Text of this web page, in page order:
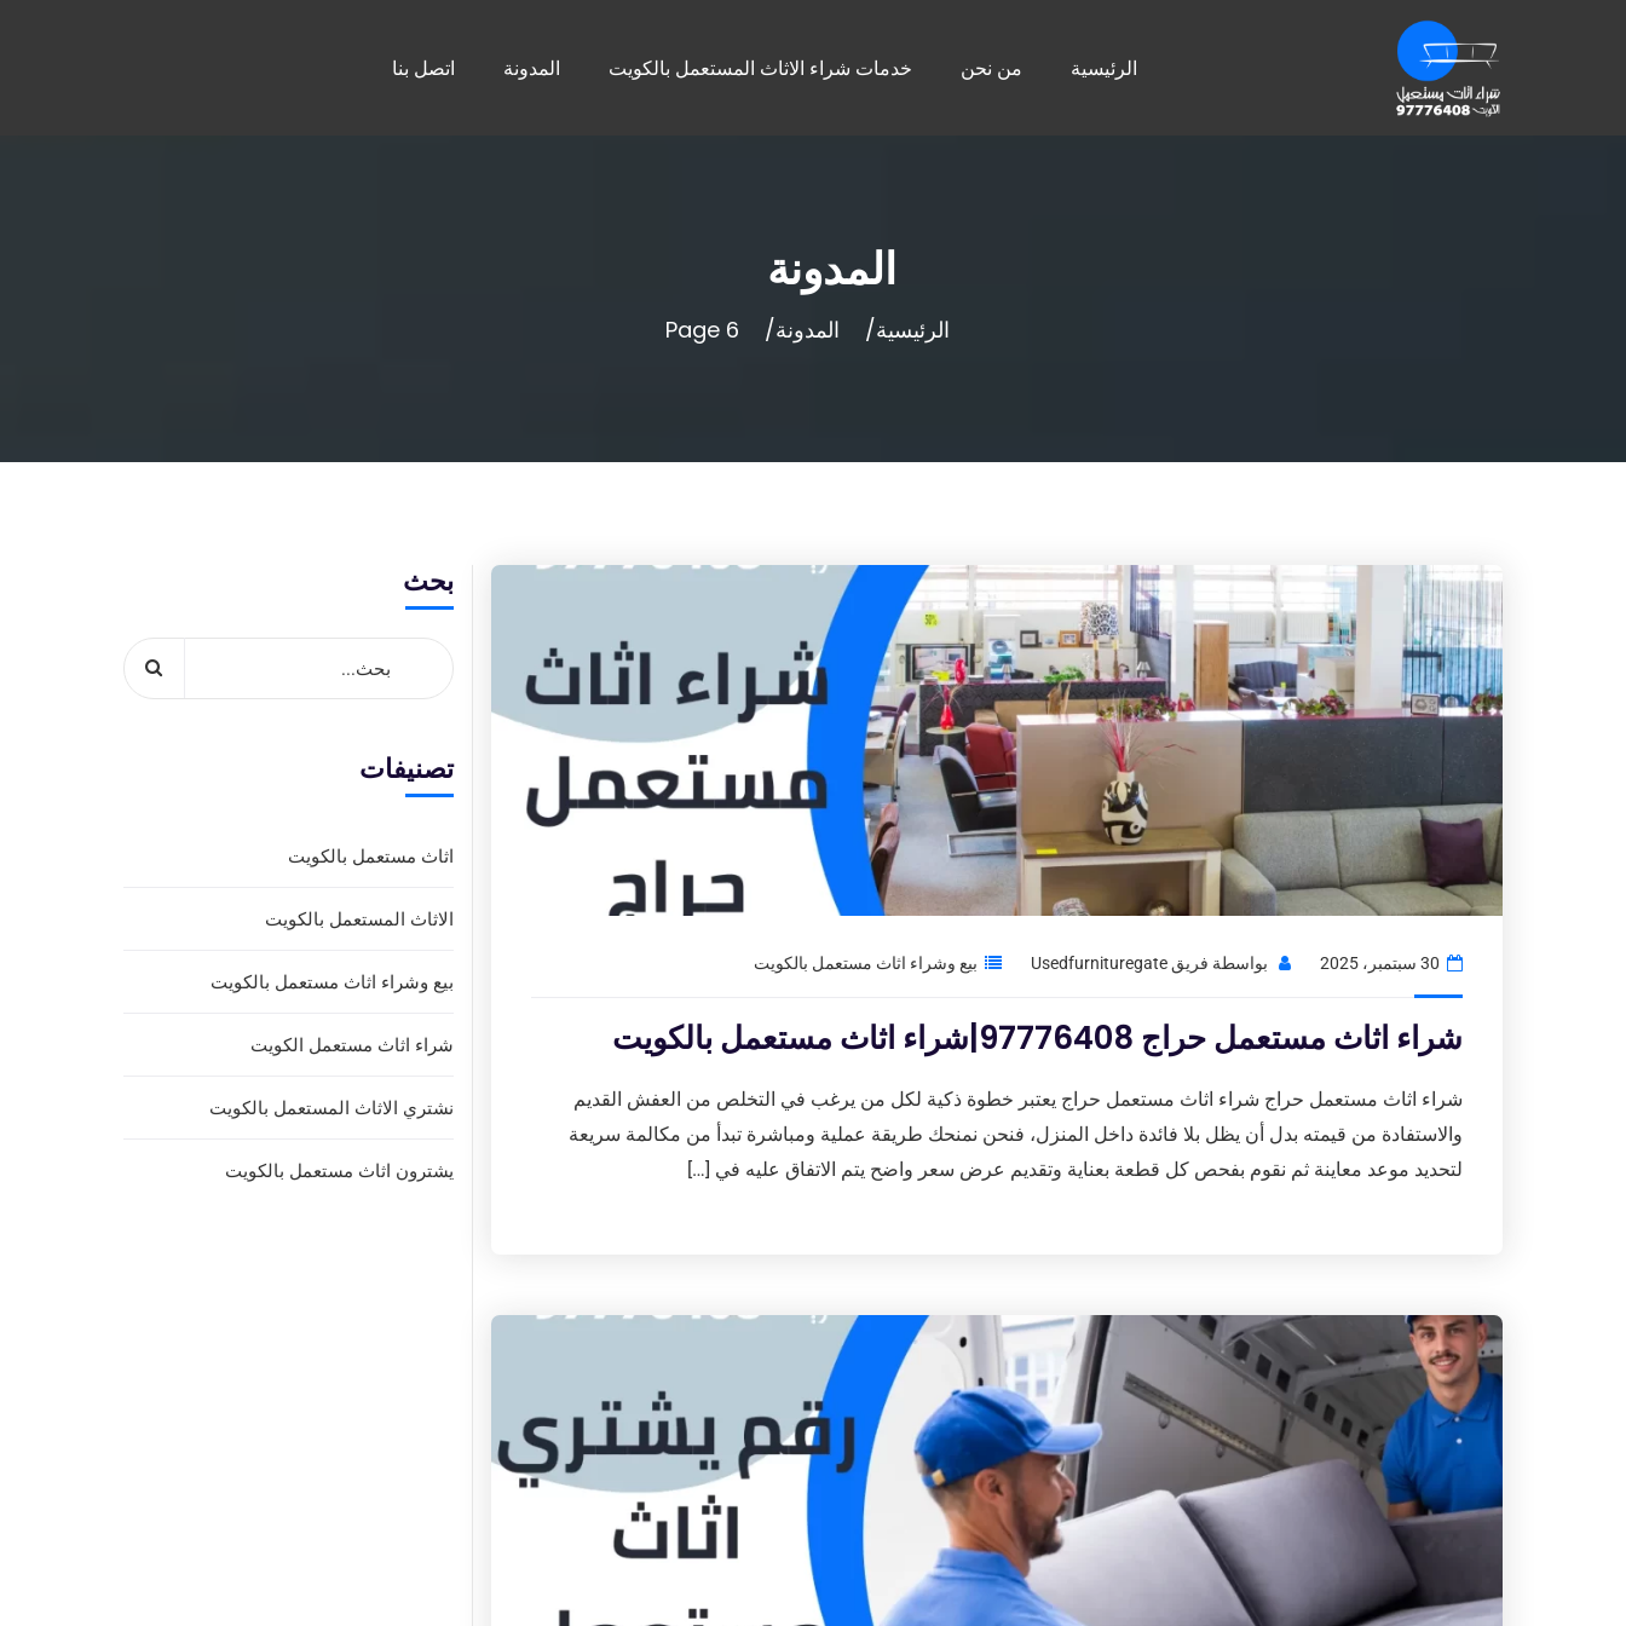
الرئيسية من نحن خدمات شراء الاثاث المستعمل بالكويت المدونة اتصل بنا
المدونة
الرئيسية المدونة Page 6
30 سبتمبر، 2025 بواسطة فريق Usedfurnituregate بيع وشراء اثاث مستعمل بالكويت
شراء اثاث مستعمل حراج 97776408|شراء اثاث مستعمل بالكويت
شراء اثاث مستعمل حراج شراء اثاث مستعمل حراج يعتبر خطوة ذكية لكل من يرغب في التخلص من العفش القديم
والاستفادة من قيمته بدل أن يظل بلا فائدة داخل المنزل، فنحن نمنحك طريقة عملية ومباشرة تبدأ من مكالمة سريعة
لتحديد موعد معاينة ثم نقوم بفحص كل قطعة بعناية وتقديم عرض سعر واضح يتم الاتفاق عليه في […]
بحث
تصنيفات
اثاث مستعمل بالكويت
الاثاث المستعمل بالكويت
بيع وشراء اثاث مستعمل بالكويت
شراء اثاث مستعمل الكويت
نشتري الاثاث المستعمل بالكويت
يشترون اثاث مستعمل بالكويت